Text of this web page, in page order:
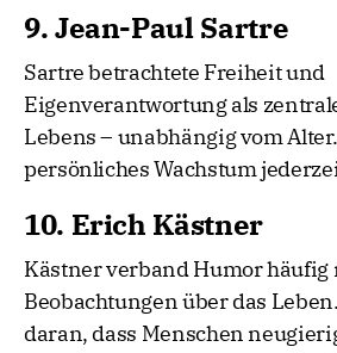
9. Jean-Paul Sartre
Sartre betrachtete Freiheit und
Eigenverantwortung als
Lebens – unabhängig vom
persönliches Wachstum
10. Erich Kästner
Kästner verband Humor häufig
Beobachtungen über das
daran, dass Menschen